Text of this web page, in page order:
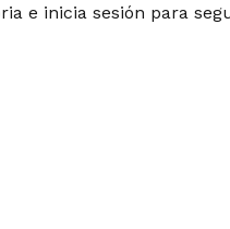
e inicia sesión para